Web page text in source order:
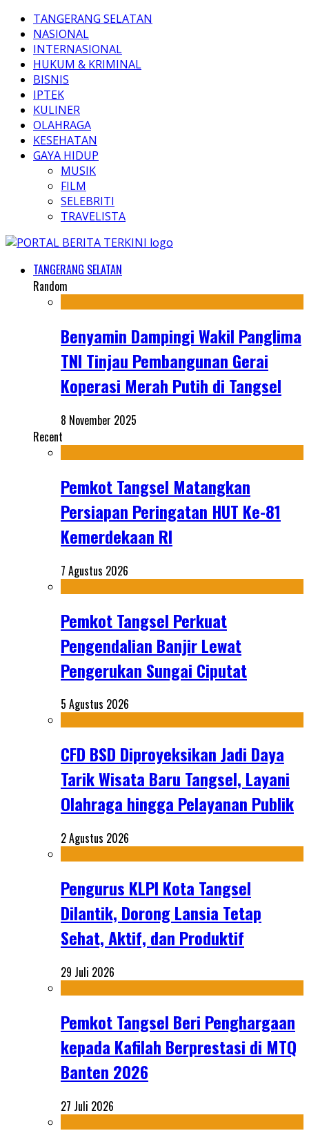
TANGERANG SELATAN
NASIONAL
INTERNASIONAL
HUKUM & KRIMINAL
BISNIS
IPTEK
KULINER
OLAHRAGA
KESEHATAN
GAYA HIDUP
MUSIK
FILM
SELEBRITI
TRAVELISTA
TANGERANG SELATAN
Random
Benyamin Dampingi Wakil Panglima
TNI Tinjau Pembangunan Gerai
Koperasi Merah Putih di Tangsel
8 November 2025
Recent
Pemkot Tangsel Matangkan
Persiapan Peringatan HUT Ke-81
Kemerdekaan RI
7 Agustus 2026
Pemkot Tangsel Perkuat
Pengendalian Banjir Lewat
Pengerukan Sungai Ciputat
5 Agustus 2026
CFD BSD Diproyeksikan Jadi Daya
Tarik Wisata Baru Tangsel, Layani
Olahraga hingga Pelayanan Publik
2 Agustus 2026
Pengurus KLPI Kota Tangsel
Dilantik, Dorong Lansia Tetap
Sehat, Aktif, dan Produktif
29 Juli 2026
Pemkot Tangsel Beri Penghargaan
kepada Kafilah Berprestasi di MTQ
Banten 2026
27 Juli 2026